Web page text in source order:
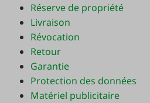
Réserve de propriété
Livraison
Révocation
Retour
Garantie
Protection des données
Matériel publicitaire